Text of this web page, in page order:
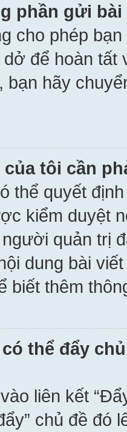
phần gửi
cho phép
để hoàn
bạn hãy
của tôi cần
thể quyết
kiểm duyệt
quản trị
dung bài
biết thêm
thể đẩy
liên kết
chủ đề đó